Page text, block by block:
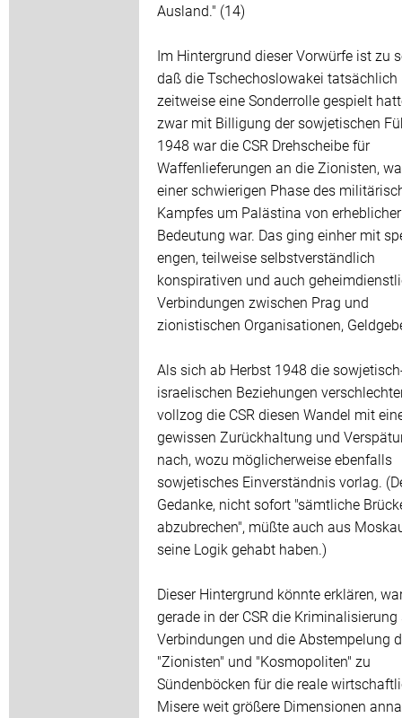
Ausland." (14)
Im Hintergrund dieser Vorwürfe ist zu
daß die Tschechoslowakei tatsächlich
zeitweise eine Sonderrolle gespielt
zwar mit Billigung der sowjetischen
1948 war die CSR Drehscheibe für
Waffenlieferungen an die Zionisten,
einer schwierigen Phase des
Kampfes um Palästina von erheblicher
Bedeutung war. Das ging einher mit
engen, teilweise selbstverständlich
konspirativen und auch
Verbindungen zwischen Prag und
zionistischen Organisationen,
Als sich ab Herbst 1948 die
israelischen Beziehungen
vollzog die CSR diesen Wandel mit
gewissen Zurückhaltung und
nach, wozu möglicherweise ebenfalls
sowjetisches Einverständnis vorlag.
Gedanke, nicht sofort "sämtliche
abzubrechen", müßte auch aus
seine Logik gehabt haben.)
Dieser Hintergrund könnte erklären,
gerade in der CSR die
Verbindungen und die Abstempelung
"Zionisten" und "Kosmopoliten" zu
Sündenböcken für die reale
Misere weit größere Dimensionen